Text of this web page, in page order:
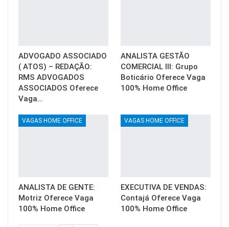
ADVOGADO ASSOCIADO
( ATOS) – REDAÇÃO:
RMS ADVOGADOS
ASSOCIADOS Oferece
Vaga…
ANALISTA GESTÃO
COMERCIAL III: Grupo
Boticário Oferece Vaga
100% Home Office
VAGAS HOME OFFICE
ANALISTA DE GENTE:
Motriz Oferece Vaga
100% Home Office
VAGAS HOME OFFICE
EXECUTIVA DE VENDAS:
Contajá Oferece Vaga
100% Home Office